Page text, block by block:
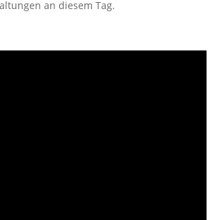
an diesem Tag.